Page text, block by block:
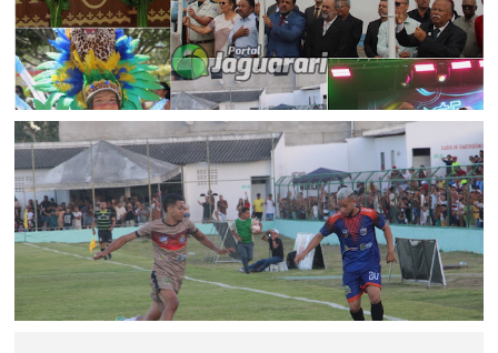
FESTEJOS
Jaguarari celebra centenário com missa, ato cívico e
programação comemorativa